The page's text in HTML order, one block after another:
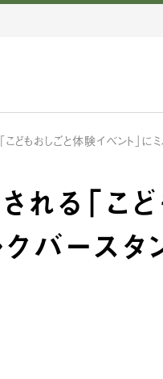
どもおしごと体験イベント」に
る「こ
バース